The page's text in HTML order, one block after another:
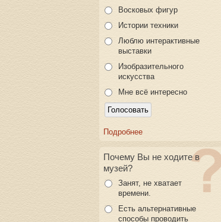
Восковых фигур
Истории техники
Люблю интерактивные
выставки
Изобразительного
искусства
Мне всё интересно
Подробнее
Почему Вы не ходите в
музей?
Занят, не хватает
времени.
Есть альтернативные
способы проводить